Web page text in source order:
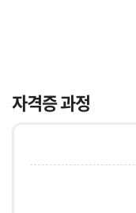
자격증 과정